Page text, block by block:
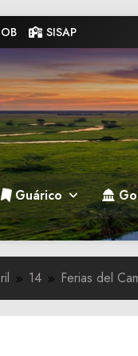
SISAP
de
Guárico
14 Ferias del